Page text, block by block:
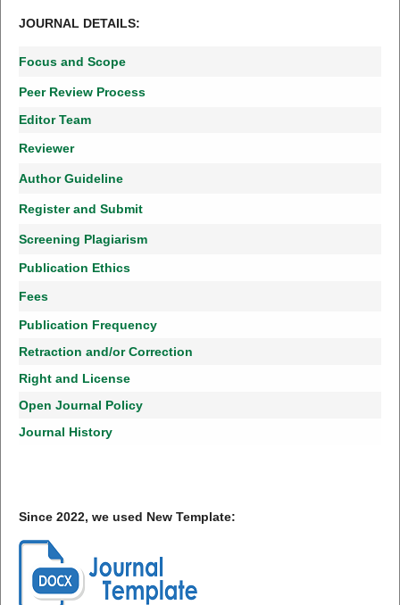
JOURNAL DETAILS:
Focus and Scope
Peer Review Process
Editor Team
Reviewer
Author Guideline
Register and Submit
Screening Plagiarism
Publication Ethics
Fees
Publication Frequency
Retraction and/or Correction
Right and License
Open Journal Policy
Journal History
Since 2022, we used New Template: